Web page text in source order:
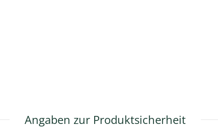
Angaben zur Produktsicherheit